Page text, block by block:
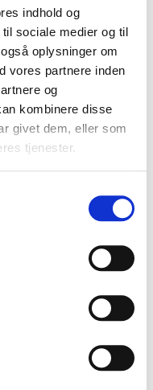
indhold og
sociale medier og til
oplysninger om
vores partnere inden
og
kombinere disse
givet dem, eller som
tjenester.